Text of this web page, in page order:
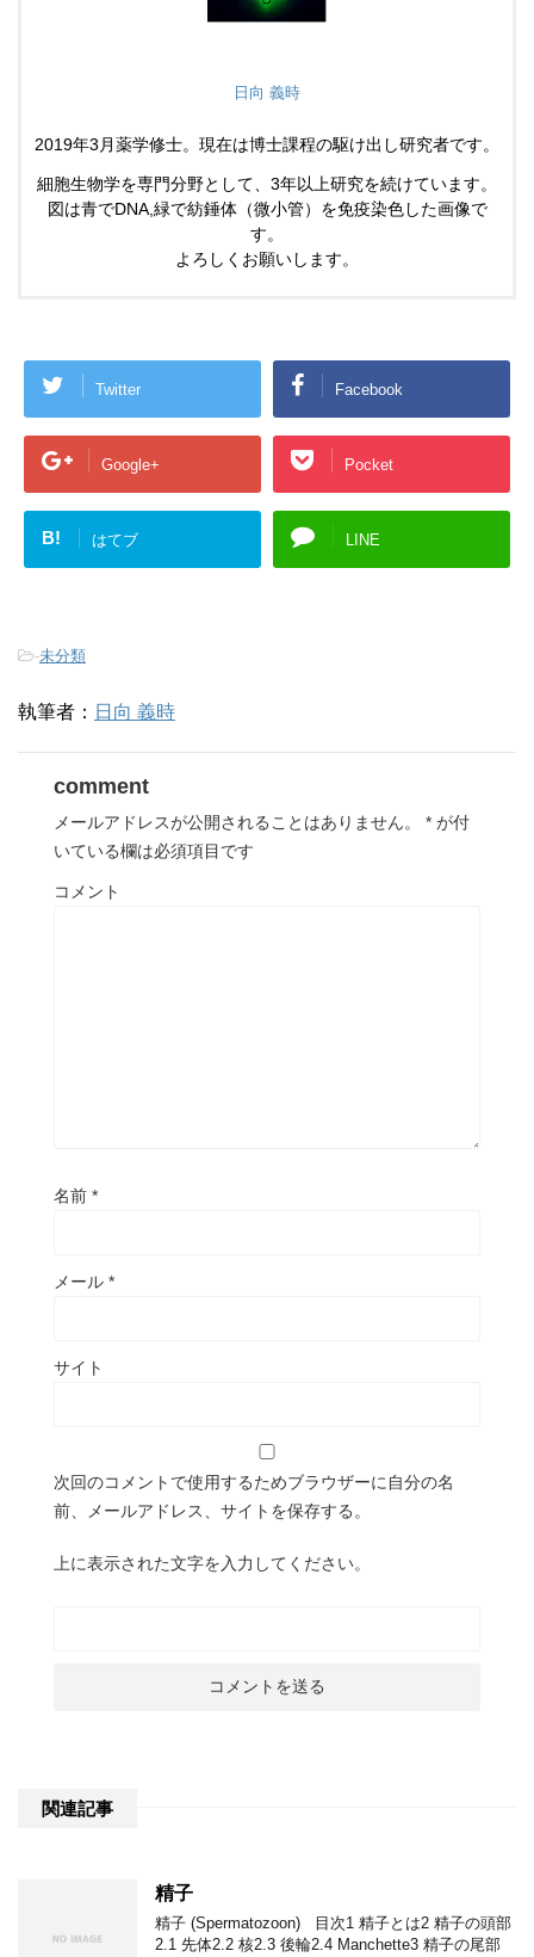
日向 義時
2019年3月薬学修士。現在は博士課程の駆け出し研究者です。
細胞生物学を専門分野として、3年以上研究を続けています。
図は青でDNA,緑で紡錘体（微小管）を免疫染色した画像で
す。
よろしくお願いします。
Twitter Facebook
Google+ Pocket
B! はてブ LINE
-未分類
執筆者： 日向 義時
comment
メールアドレスが公開されることはありません。 * が付
いている欄は必須項目です
コメント
名前 *
メール *
サイト
次回のコメントで使用するためブラウザーに自分の名
前、メールアドレス、サイトを保存する。
上に表示された文字を入力してください。
関連記事
精子
精子 (Spermatozoon) 目次1 精子とは2 精子の頭部
2.1 先体2.2 核2.3 後輪2.4 Manchette3 精子の尾部